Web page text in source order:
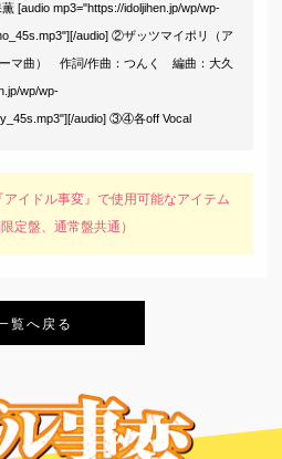
[audio mp3="https://idoljihen.jp/wp/wp-
audio] ②ザッツマイポリ（ア
マ曲） 作詞/作曲：つんく 編曲：大久
wp/wp-
audio] ③④各off Vocal
イドル事変』で使用可能なアイテム
定盤、通常盤共通）
覧へ戻る